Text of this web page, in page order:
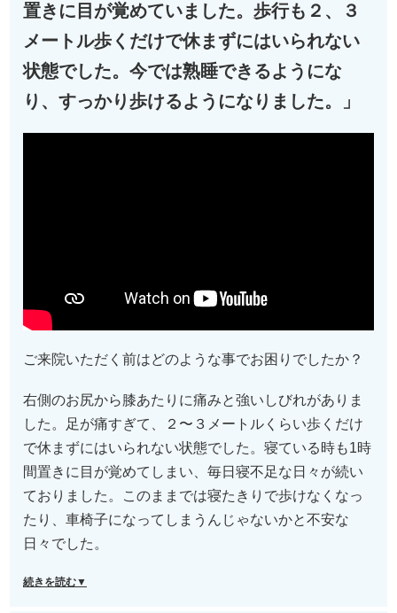
置きに目が覚めていました。歩行も２、３
メートル歩くだけで休まずにはいられない
状態でした。今では熟睡できるようにな
り、すっかり歩けるようになりました。」
ご来院いただく前はどのような事でお困りでしたか？
右側のお尻から膝あたりに痛みと強いしびれがありま
した。足が痛すぎて、２〜３メートルくらい歩くだけ
で休まずにはいられない状態でした。寝ている時も1時
間置きに目が覚めてしまい、毎日寝不足な日々が続い
ておりました。このままでは寝たきりで歩けなくなっ
たり、車椅子になってしまうんじゃないかと不安な
日々でした。
続きを読む▼